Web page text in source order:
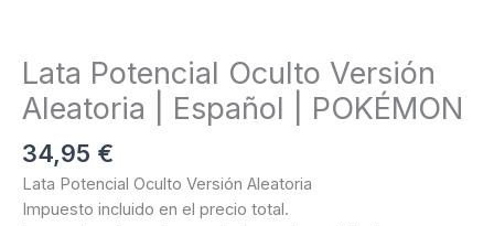
Lata Potencial Oculto Versión
Aleatoria | Español | POKÉMON
34,95 €
Lata Potencial Oculto Versión Aleatoria
Impuesto incluido en el precio total.